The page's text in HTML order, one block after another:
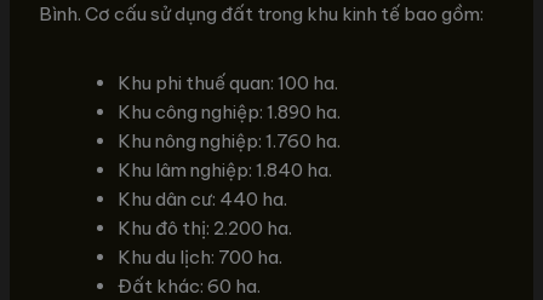
Bình. Cơ cấu sử dụng đất trong khu kinh tế bao gồm:
Khu phi thuế quan: 100 ha.
Khu công nghiệp: 1.890 ha.
Khu nông nghiệp: 1.760 ha.
Khu lâm nghiệp: 1.840 ha.
Khu dân cư: 440 ha.
Khu đô thị: 2.200 ha.
Khu du lịch: 700 ha.
Đất khác: 60 ha.